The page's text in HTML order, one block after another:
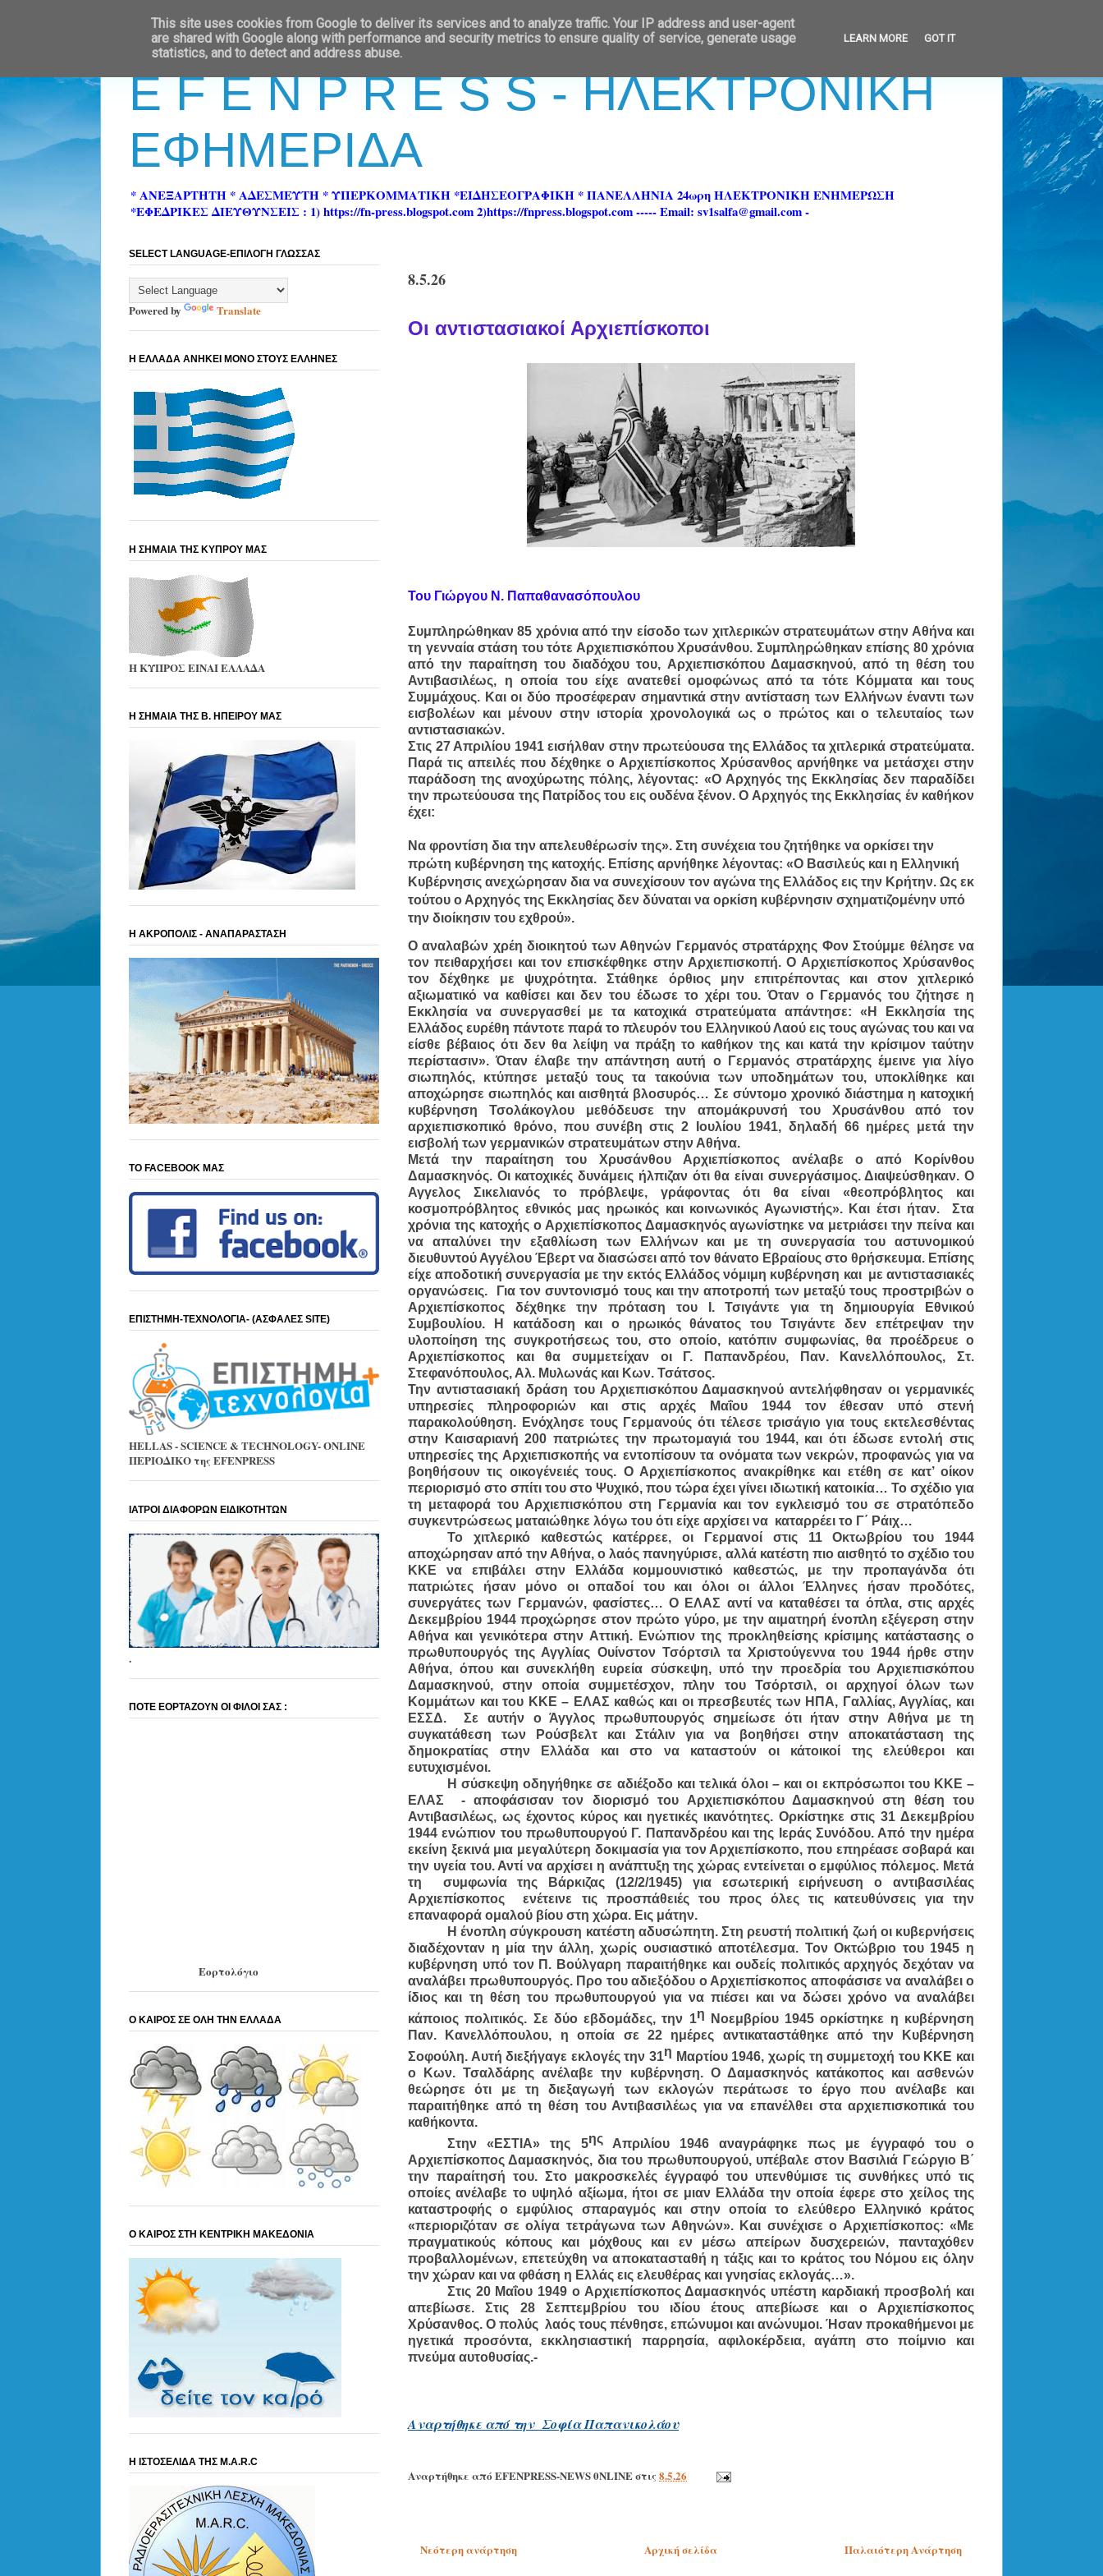
E F E N P R E S S - ΗΛΕΚΤΡΟΝΙΚΗ
ΕΦΗΜΕΡΙΔΑ
* ΑΝΕΞΑΡΤΗΤΗ * ΑΔΕΣΜΕΥΤΗ * ΥΠΕΡΚΟΜΜΑΤΙΚΗ *ΕΙΔΗΣΕΟΓΡΑΦΙΚΗ * ΠΑΝΕΛΛΗΝΙΑ 24ωρη ΗΛΕΚΤΡΟΝΙΚΗ ΕΝΗΜΕΡΩΣΗ
*ΕΦΕΔΡΙΚΕΣ ΔΙΕΥΘΥΝΣΕΙΣ : 1) https://fn-press.blogspot.com 2)https://fnpress.blogspot.com ----- Email: sv1salfa@gmail.com -
8.5.26
Οι αντιστασιακοί Αρχιεπίσκοποι
Του Γιώργου Ν. Παπαθανασόπουλου
Συμπληρώθηκαν 85 χρόνια από την είσοδο των χιτλερικών στρατευμάτων στην Αθήνα και
τη γενναία στάση του τότε Αρχιεπισκόπου Χρυσάνθου. Συμπληρώθηκαν επίσης 80 χρόνια
από την παραίτηση του διαδόχου του, Αρχιεπισκόπου Δαμασκηνού, από τη θέση του
Αντιβασιλέως, η οποία του είχε ανατεθεί ομοφώνως από τα τότε Κόμματα και τους
Συμμάχους. Και οι δύο προσέφεραν σημαντικά στην αντίσταση των Ελλήνων έναντι των
εισβολέων και μένουν στην ιστορία χρονολογικά ως ο πρώτος και ο τελευταίος των
αντιστασιακών.
Στις 27 Απριλίου 1941 εισήλθαν στην πρωτεύουσα της Ελλάδος τα χιτλερικά στρατεύματα.
Παρά τις απειλές που δέχθηκε ο Αρχιεπίσκοπος Χρύσανθος αρνήθηκε να μετάσχει στην
παράδοση της ανοχύρωτης πόλης, λέγοντας: «Ο Αρχηγός της Εκκλησίας δεν παραδίδει
την πρωτεύουσα της Πατρίδος του εις ουδένα ξένον. Ο Αρχηγός της Εκκλησίας έν καθήκον
έχει:
Να φροντίση δια την απελευθέρωσίν της». Στη συνέχεια του ζητήθηκε να ορκίσει την
πρώτη κυβέρνηση της κατοχής. Επίσης αρνήθηκε λέγοντας: «Ο Βασιλεύς και η Ελληνική
Κυβέρνησις ανεχώρησαν δια να συνεχίσουν τον αγώνα της Ελλάδος εις την Κρήτην. Ως εκ
τούτου ο Αρχηγός της Εκκλησίας δεν δύναται να ορκίση κυβέρνησιν σχηματιζομένην υπό
την διοίκησιν του εχθρού».
Ο αναλαβών χρέη διοικητού των Αθηνών Γερμανός στρατάρχης Φον Στούμμε θέλησε να
τον πειθαρχήσει και τον επισκέφθηκε στην Αρχιεπισκοπή. Ο Αρχιεπίσκοπος Χρύσανθος
τον δέχθηκε με ψυχρότητα. Στάθηκε όρθιος μην επιτρέποντας και στον χιτλερικό
αξιωματικό να καθίσει και δεν του έδωσε το χέρι του. Όταν ο Γερμανός του ζήτησε η
Εκκλησία να συνεργασθεί με τα κατοχικά στρατεύματα απάντησε: «Η Εκκλησία της
Ελλάδος ευρέθη πάντοτε παρά το πλευρόν του Ελληνικού Λαού εις τους αγώνας του και να
είσθε βέβαιος ότι δεν θα λείψη να πράξη το καθήκον της και κατά την κρίσιμον ταύτην
περίστασιν». Όταν έλαβε την απάντηση αυτή ο Γερμανός στρατάρχης έμεινε για λίγο
σιωπηλός, κτύπησε μεταξύ τους τα τακούνια των υποδημάτων του, υποκλίθηκε και
αποχώρησε σιωπηλός και αισθητά βλοσυρός… Σε σύντομο χρονικό διάστημα η κατοχική
κυβέρνηση Τσολάκογλου μεθόδευσε την απομάκρυνσή του Χρυσάνθου από τον
αρχιεπισκοπικό θρόνο, που συνέβη στις 2 Ιουλίου 1941, δηλαδή 66 ημέρες μετά την
εισβολή των γερμανικών στρατευμάτων στην Αθήνα.
Μετά την παραίτηση του Χρυσάνθου Αρχιεπίσκοπος ανέλαβε ο από Κορίνθου
Δαμασκηνός. Οι κατοχικές δυνάμεις ήλπιζαν ότι θα είναι συνεργάσιμος. Διαψεύσθηκαν. Ο
Αγγελος Σικελιανός το πρόβλεψε, γράφοντας ότι θα είναι «θεοπρόβλητος και
κοσμοπρόβλητος εθνικός μας ηρωικός και κοινωνικός Αγωνιστής». Και έτσι ήταν. Στα
χρόνια της κατοχής ο Αρχιεπίσκοπος Δαμασκηνός αγωνίστηκε να μετριάσει την πείνα και
να απαλύνει την εξαθλίωση των Ελλήνων και με τη συνεργασία του αστυνομικού
διευθυντού Αγγέλου Έβερτ να διασώσει από τον θάνατο Εβραίους στο θρήσκευμα. Επίσης
είχε αποδοτική συνεργασία με την εκτός Ελλάδος νόμιμη κυβέρνηση και με αντιστασιακές
οργανώσεις. Για τον συντονισμό τους και την αποτροπή των μεταξύ τους προστριβών ο
Αρχιεπίσκοπος δέχθηκε την πρόταση του Ι. Τσιγάντε για τη δημιουργία Εθνικού
Συμβουλίου. Η κατάδοση και ο ηρωικός θάνατος του Τσιγάντε δεν επέτρεψαν την
υλοποίηση της συγκροτήσεως του, στο οποίο, κατόπιν συμφωνίας, θα προέδρευε ο
Αρχιεπίσκοπος και θα συμμετείχαν οι Γ. Παπανδρέου, Παν. Κανελλόπουλος, Στ.
Στεφανόπουλος, Αλ. Μυλωνάς και Κων. Τσάτσος.
Την αντιστασιακή δράση του Αρχιεπισκόπου Δαμασκηνού αντελήφθησαν οι γερμανικές
υπηρεσίες πληροφοριών και στις αρχές Μαΐου 1944 τον έθεσαν υπό στενή
παρακολούθηση. Ενόχλησε τους Γερμανούς ότι τέλεσε τρισάγιο για τους εκτελεσθέντας
στην Καισαριανή 200 πατριώτες την πρωτομαγιά του 1944, και ότι έδωσε εντολή στις
υπηρεσίες της Αρχιεπισκοπής να εντοπίσουν τα ονόματα των νεκρών, προφανώς για να
βοηθήσουν τις οικογένειές τους. Ο Αρχιεπίσκοπος ανακρίθηκε και ετέθη σε κατ’ οίκον
περιορισμό στο σπίτι του στο Ψυχικό, που τώρα έχει γίνει ιδιωτική κατοικία… Το σχέδιο για
τη μεταφορά του Αρχιεπισκόπου στη Γερμανία και τον εγκλεισμό του σε στρατόπεδο
συγκεντρώσεως ματαιώθηκε λόγω του ότι είχε αρχίσει να καταρρέει το Γ΄ Ράιχ…
Το χιτλερικό καθεστώς κατέρρεε, οι Γερμανοί στις 11 Οκτωβρίου του 1944
αποχώρησαν από την Αθήνα, ο λαός πανηγύρισε, αλλά κατέστη πιο αισθητό το σχέδιο του
ΚΚΕ να επιβάλει στην Ελλάδα κομμουνιστικό καθεστώς, με την προπαγάνδα ότι
πατριώτες ήσαν μόνο οι οπαδοί του και όλοι οι άλλοι Έλληνες ήσαν προδότες,
συνεργάτες των Γερμανών, φασίστες… Ο ΕΛΑΣ αντί να καταθέσει τα όπλα, στις αρχές
Δεκεμβρίου 1944 προχώρησε στον πρώτο γύρο, με την αιματηρή ένοπλη εξέγερση στην
Αθήνα και γενικότερα στην Αττική. Ενώπιον της προκληθείσης κρίσιμης κατάστασης ο
πρωθυπουργός της Αγγλίας Ουίνστον Τσόρτσιλ τα Χριστούγεννα του 1944 ήρθε στην
Αθήνα, όπου και συνεκλήθη ευρεία σύσκεψη, υπό την προεδρία του Αρχιεπισκόπου
Δαμασκηνού, στην οποία συμμετέσχον, πλην του Τσόρτσιλ, οι αρχηγοί όλων των
Κομμάτων και του ΚΚΕ – ΕΛΑΣ καθώς και οι πρεσβευτές των ΗΠΑ, Γαλλίας, Αγγλίας, και
ΕΣΣΔ. Σε αυτήν ο Άγγλος πρωθυπουργός σημείωσε ότι ήταν στην Αθήνα με τη
συγκατάθεση των Ρούσβελτ και Στάλιν για να βοηθήσει στην αποκατάσταση της
δημοκρατίας στην Ελλάδα και στο να καταστούν οι κάτοικοί της ελεύθεροι και
ευτυχισμένοι.
Η σύσκεψη οδηγήθηκε σε αδιέξοδο και τελικά όλοι – και οι εκπρόσωποι του ΚΚΕ –
ΕΛΑΣ - αποφάσισαν τον διορισμό του Αρχιεπισκόπου Δαμασκηνού στη θέση του
Αντιβασιλέως, ως έχοντος κύρος και ηγετικές ικανότητες. Ορκίστηκε στις 31 Δεκεμβρίου
1944 ενώπιον του πρωθυπουργού Γ. Παπανδρέου και της Ιεράς Συνόδου. Από την ημέρα
εκείνη ξεκινά μια μεγαλύτερη δοκιμασία για τον Αρχιεπίσκοπο, που επηρέασε σοβαρά και
την υγεία του. Αντί να αρχίσει η ανάπτυξη της χώρας εντείνεται ο εμφύλιος πόλεμος. Μετά
τη συμφωνία της Βάρκιζας (12/2/1945) για εσωτερική ειρήνευση ο αντιβασιλέας
Αρχιεπίσκοπος ενέτεινε τις προσπάθειές του προς όλες τις κατευθύνσεις για την
επαναφορά ομαλού βίου στη χώρα. Εις μάτην.
Η ένοπλη σύγκρουση κατέστη αδυσώπητη. Στη ρευστή πολιτική ζωή οι κυβερνήσεις
διαδέχονταν η μία την άλλη, χωρίς ουσιαστικό αποτέλεσμα. Τον Οκτώβριο του 1945 η
κυβέρνηση υπό τον Π. Βούλγαρη παραιτήθηκε και ουδείς πολιτικός αρχηγός δεχόταν να
αναλάβει πρωθυπουργός. Προ του αδιεξόδου ο Αρχιεπίσκοπος αποφάσισε να αναλάβει ο
ίδιος και τη θέση του πρωθυπουργού για να πιέσει και να δώσει χρόνο να αναλάβει
κάποιος πολιτικός. Σε δύο εβδομάδες, την 1η Νοεμβρίου 1945 ορκίστηκε η κυβέρνηση
Παν. Κανελλόπουλου, η οποία σε 22 ημέρες αντικαταστάθηκε από την Κυβέρνηση
Σοφούλη. Αυτή διεξήγαγε εκλογές την 31η Μαρτίου 1946, χωρίς τη συμμετοχή του ΚΚΕ και
ο Κων. Τσαλδάρης ανέλαβε την κυβέρνηση. Ο Δαμασκηνός κατάκοπος και ασθενών
θεώρησε ότι με τη διεξαγωγή των εκλογών περάτωσε το έργο που ανέλαβε και
παραιτήθηκε από τη θέση του Αντιβασιλέως για να επανέλθει στα αρχιεπισκοπικά του
καθήκοντα.
Στην «ΕΣΤΙΑ» της 5ηςΑπριλίου 1946 αναγράφηκε πως με έγγραφό του ο
Αρχιεπίσκοπος Δαμασκηνός, δια του πρωθυπουργού, υπέβαλε στον Βασιλιά Γεώργιο Β΄
την παραίτησή του. Στο μακροσκελές έγγραφό του υπενθύμισε τις συνθήκες υπό τις
οποίες ανέλαβε το υψηλό αξίωμα, ήτοι σε μιαν Ελλάδα την οποία έφερε στο χείλος της
καταστροφής ο εμφύλιος σπαραγμός και στην οποία το ελεύθερο Ελληνικό κράτος
«περιοριζόταν σε ολίγα τετράγωνα των Αθηνών». Και συνέχισε ο Αρχιεπίσκοπος: «Με
πραγματικούς κόπους και μόχθους και εν μέσω απείρων δυσχερειών, πανταχόθεν
προβαλλομένων, επετεύχθη να αποκατασταθή η τάξις και το κράτος του Νόμου εις όλην
την χώραν και να φθάση η Ελλάς εις ελευθέρας και γνησίας εκλογάς…».
Στις 20 Μαΐου 1949 ο Αρχιεπίσκοπος Δαμασκηνός υπέστη καρδιακή προσβολή και
απεβίωσε. Στις 28 Σεπτεμβρίου του ιδίου έτους απεβίωσε και ο Αρχιεπίσκοπος
Χρύσανθος. Ο πολύς λαός τους πένθησε, επώνυμοι και ανώνυμοι. Ήσαν προκαθήμενοι με
ηγετικά προσόντα, εκκλησιαστική παρρησία, αφιλοκέρδεια, αγάπη στο ποίμνιο και
πνεύμα αυτοθυσίας.-
Αναρτήθηκε από την Σοφία Παπανικολάου
Αναρτήθηκε από EFENPRESS-NEWS 0NLINEστις 8.5.26
Νεότερη ανάρτηση Παλαιότερη Ανάρτηση
Αρχική σελίδα
SELECT LANGUAGE-ΕΠΙΛΟΓΗ ΓΛΩΣΣΑΣ
Powered by Translate
Η ΕΛΛΑΔΑ ΑΝΗΚΕΙ ΜΟΝΟ ΣΤΟΥΣ ΕΛΛΗΝΕΣ
Η ΣΗΜΑΙΑ ΤΗΣ ΚΥΠΡΟΥ ΜΑΣ
Η ΚΥΠΡΟΣ ΕΙΝΑΙ ΕΛΛΑΔΑ
Η ΣΗΜΑΙΑ ΤΗΣ Β. ΗΠΕΙΡΟΥ ΜΑΣ
Η ΑΚΡΟΠΟΛΙΣ - ΑΝΑΠΑΡΑΣΤΑΣΗ
ΤΟ FACEBOOK ΜΑΣ
ΕΠΙΣΤΗΜΗ-ΤΕΧΝΟΛΟΓΙΑ- (ΑΣΦΑΛΕΣ SITE)
HELLAS - SCIENCE & TECHNOLOGY- ONLINE
ΠΕΡΙΟΔΙΚΟ της EFENPRESS
ΙΑΤΡΟΙ ΔΙΑΦΟΡΩΝ ΕΙΔΙΚΟΤΗΤΩΝ
.
ΠΟΤΕ ΕΟΡΤΑΖΟΥΝ ΟΙ ΦΙΛΟΙ ΣΑΣ :
Εορτολόγιο
Ο ΚΑΙΡΟΣ ΣΕ ΟΛΗ ΤΗΝ ΕΛΛΑΔΑ
Ο ΚΑΙΡΟΣ ΣΤΗ ΚΕΝΤΡΙΚΗ ΜΑΚΕΔΟΝΙΑ
Η ΙΣΤΟΣΕΛΙΔΑ ΤΗΣ M.A.R.C
This site uses cookies from Google to deliver its services and to analyze traffic. Your IP address and user-agent
are shared with Google along with performance and security metrics to ensure quality of service, generate usage
statistics, and to detect and address abuse.
LEARN MORE GOT IT